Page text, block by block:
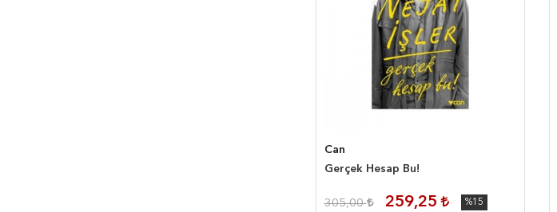
Can
Gerçek Hesap Bu!
305,00 259,25 %15